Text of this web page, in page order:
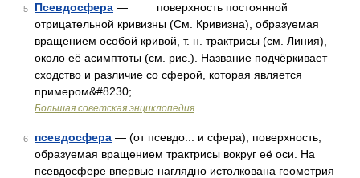
5 Псевдосфера — поверхность постоянной
отрицательной кривизны (См. Кривизна), образуемая
вращением особой кривой, т. н. трактрисы (см. Линия),
около её асимптоты (см. рис.). Название подчёркивает
сходство и различие со сферой, которая является
примером&#8230; …
Большая советская энциклопедия
6 псевдосфера — (от псевдо... и сфера), поверхность,
образуемая вращением трактрисы вокруг её оси. На
псевдосфере впервые наглядно истолкована геометрия